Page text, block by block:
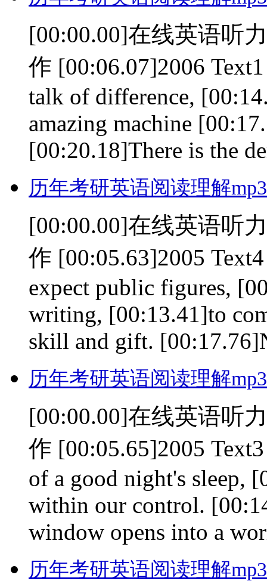
[00:00.00]在线英语听
作 [00:06.07]2006
talk of difference,
amazing machine
[00:20.18]There is the
历年考研英语阅读理解
[00:00.00]在线英语听
作 [00:05.63]2005
expect public figures,
writing, [00:13.41]to
skill and gift.
历年考研英语阅读理解
[00:00.00]在线英语听
作 [00:05.65]2005
of a good night's sleep,
within our control.
window opens into a
历年考研英语阅读理解